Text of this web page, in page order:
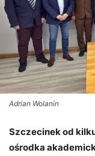
Adrian Wolanin
Szczecinek od
ośrodka